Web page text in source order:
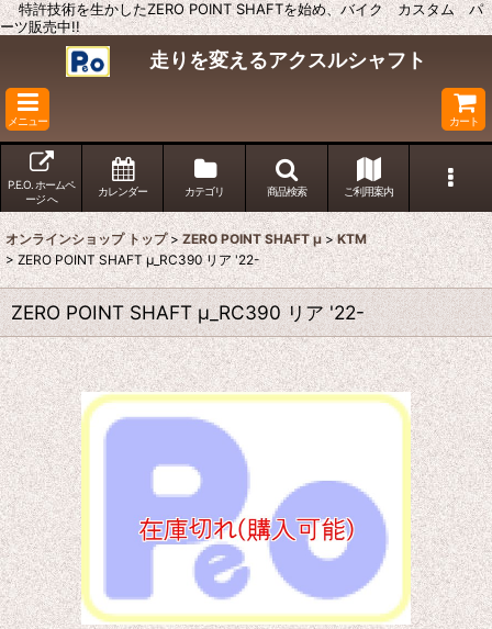
特許技術を生かしたZERO POINT SHAFTを始め、バイク カスタム パ
ーツ販売中!!
走りを変えるアクスルシャフト
メニュー カート
P.E.O. ホームペ
ージ へ
カレンダー カテゴリ 商品検索 ご利用案内
オンラインショップ トップ > ZERO POINT SHAFT μ > KTM
> ZERO POINT SHAFT μ_RC390 リア '22-
ZERO POINT SHAFT μ_RC390 リア '22-